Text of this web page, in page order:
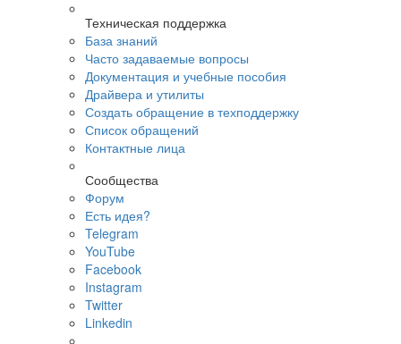
Техническая поддержка
База знаний
Часто задаваемые вопросы
Документация и учебные пособия
Драйвера и утилиты
Создать обращение в техподдержку
Список обращений
Контактные лица
Сообщества
Форум
Есть идея?
Telegram
YouTube
Facebook
Instagram
Twitter
Linkedin